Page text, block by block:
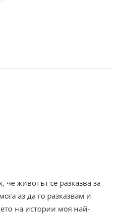
че животът се разказва за
аз да го разказвам и
на истории моя най-